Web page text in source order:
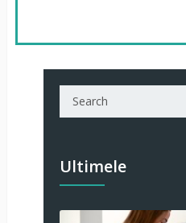
Ultimele